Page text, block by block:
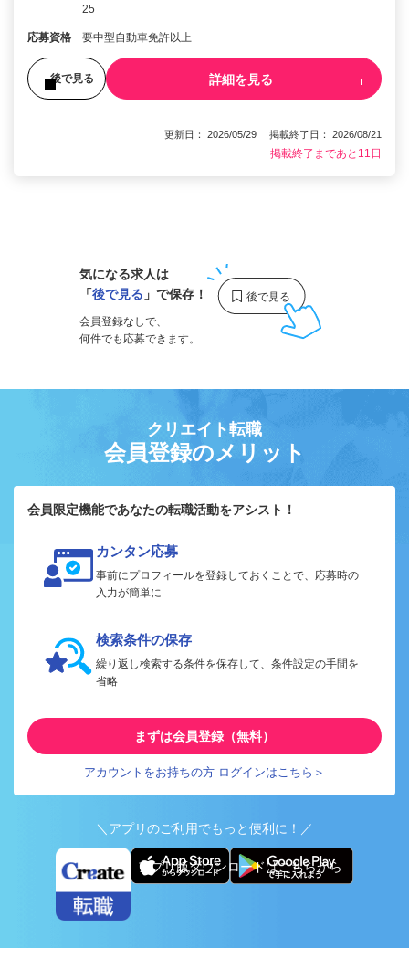
25
応募資格 要中型自動車免許以上
後で見る 詳細を見る
更新日： 2026/05/29 掲載終了日： 2026/08/21
掲載終了まであと11日
気になる求人は
「後で見る 」で保存！
会員登録なしで、
何件でも応募できます。
クリエイト転職
会員登録のメリット
会員限定機能であなたの転職活動をアシスト！
カンタン応募
事前にプロフィールを登録しておくことで、応募時の
入力が簡単に
検索条件の保存
繰り返し検索する条件を保存して、条件設定の手間を
省略
まずは会員登録（無料）
アカウントをお持ちの方 ログインはこちら＞
＼アプリのご利用でもっと便利に！／
アプリ版ダウンロードはこちらから